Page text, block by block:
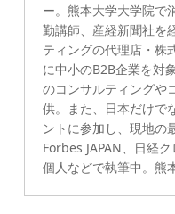
ー。熊本大学大学院で
勤講師、産経新聞社を
ティングの代理店・株
に中小のB2B企業を対
のコンサルティングや
供。また、日本だけで
ントに参加し、現地の
Forbes JAPAN、日経
個人などで執筆中。熊